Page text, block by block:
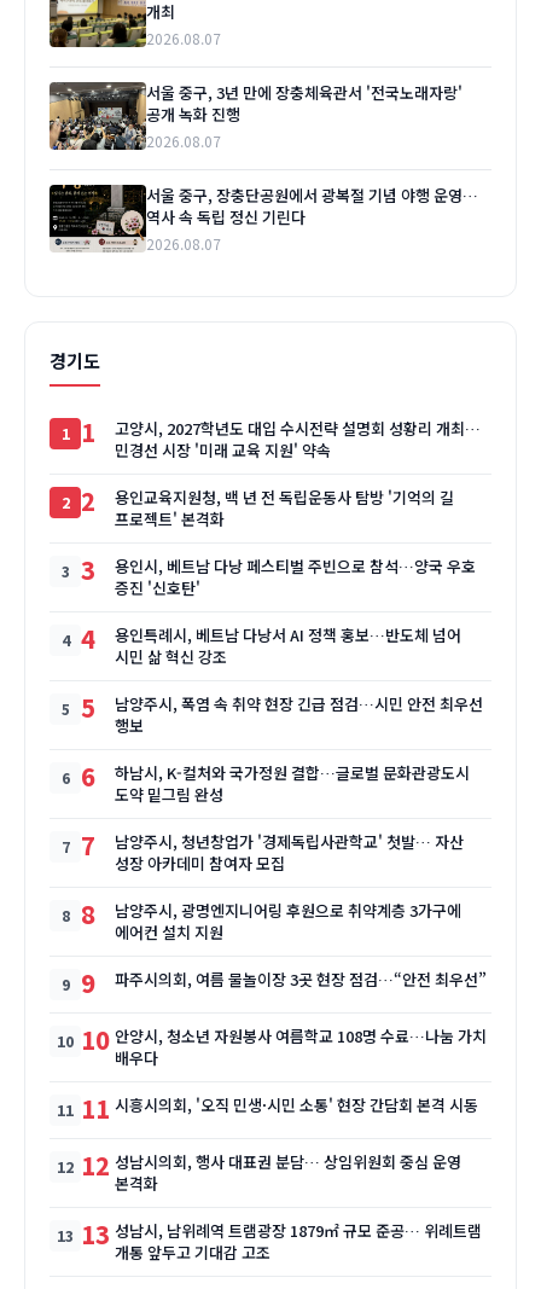
개최
2026.08.07
서울 중구, 3년 만에 장충체육관서 '전국노래자랑'
공개 녹화 진행
2026.08.07
서울 중구, 장충단공원에서 광복절 기념 야행 운영…
역사 속 독립 정신 기린다
2026.08.07
경기도
1
고양시, 2027학년도 대입 수시전략 설명회 성황리 개최…
민경선 시장 '미래 교육 지원' 약속
2
용인교육지원청, 백 년 전 독립운동사 탐방 '기억의 길
프로젝트' 본격화
3
용인시, 베트남 다낭 페스티벌 주빈으로 참석…양국 우호
증진 '신호탄'
4
용인특례시, 베트남 다낭서 AI 정책 홍보…반도체 넘어
시민 삶 혁신 강조
5
남양주시, 폭염 속 취약 현장 긴급 점검…시민 안전 최우선
행보
6
하남시, K-컬처와 국가정원 결합…글로벌 문화관광도시
도약 밑그림 완성
7
남양주시, 청년창업가 '경제독립사관학교' 첫발… 자산
성장 아카데미 참여자 모집
8
남양주시, 광명엔지니어링 후원으로 취약계층 3가구에
에어컨 설치 지원
9 파주시의회, 여름 물놀이장 3곳 현장 점검…“안전 최우선”
10 안양시, 청소년 자원봉사 여름학교 108명 수료…나눔 가치
배우다
11 시흥시의회, '오직 민생·시민 소통' 현장 간담회 본격 시동
12 성남시의회, 행사 대표권 분담… 상임위원회 중심 운영
본격화
13 성남시, 남위례역 트램광장 1879㎡ 규모 준공… 위례트램
개통 앞두고 기대감 고조